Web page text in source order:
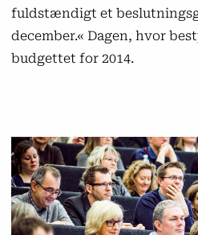
fuldstændigt et
december.« Dagen, hvor
budgettet for 2014.